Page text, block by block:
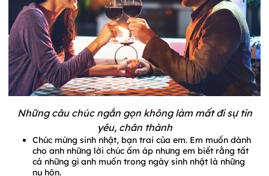
Những câu chúc ngắn gọn không làm mất đi sự tin
yêu, chân thành
Chúc mừng sinh nhật, bạn trai của em. Em muốn dành
cho anh những lời chúc ấm áp nhưng em biết rằng tất
cả những gì anh muốn trong ngày sinh nhật là những
nụ hôn.